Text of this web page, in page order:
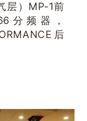
层）MP-1前
分频器，
后